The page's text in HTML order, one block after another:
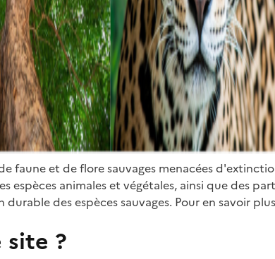
faune et de flore sauvages menacées
animales et végétales, ainsi que des
des espèces sauvages. Pour en savoir
site ?